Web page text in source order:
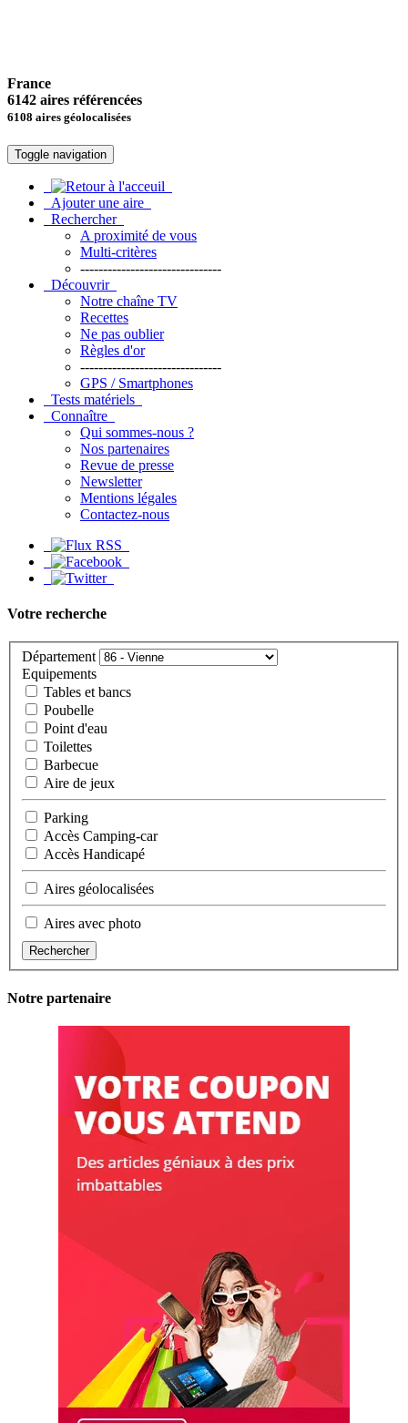
France
6142 aires référencées
6108 aires géolocalisées
Toggle navigation
Ajouter une aire
Rechercher
A proximité de vous
Multi-critères
-------------------------------
Découvrir
Notre chaîne TV
Recettes
Ne pas oublier
Règles d'or
-------------------------------
GPS / Smartphones
Tests matériels
Connaître
Qui sommes-nous ?
Nos partenaires
Revue de presse
Newsletter
Mentions légales
Contactez-nous
Votre recherche
Département
Equipements
Tables et bancs
Poubelle
Point d'eau
Toilettes
Barbecue
Aire de jeux
Parking
Accès Camping-car
Accès Handicapé
Aires géolocalisées
Aires avec photo
Rechercher
Notre partenaire